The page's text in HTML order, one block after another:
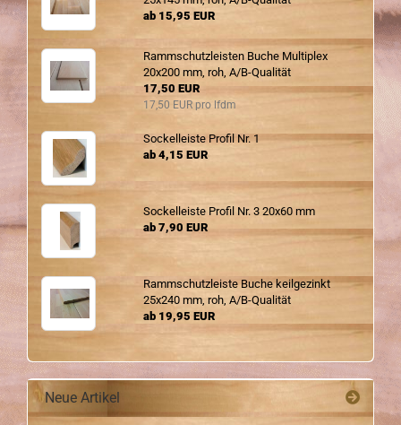
ab 15,95 EUR
Ramm­schutz­leis­ten Buche Mul­ti­plex
20x200 mm, roh, A/B-​Qualität
17,50 EUR
17,50 EUR pro lfdm
So­ckel­leis­te Pro­fil Nr. 1
ab 4,15 EUR
So­ckel­leis­te Pro­fil Nr. 3 20x60 mm
ab 7,90 EUR
Ramm­schutz­leis­te Buche keil­ge­zinkt
25x240 mm, roh, A/B-​Qualität
ab 19,95 EUR
Neue Artikel